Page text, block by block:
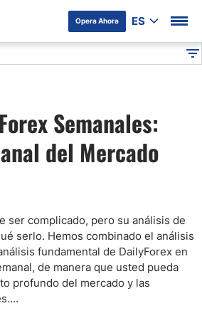
Opera Ahora ES
Bursátiles
Hoy
Semanales:
del Mercado
ser complicado, pero su análisis de
serlo. Hemos combinado el análisis
fundamental de DailyForex en
de manera que usted pueda
profundo del mercado y las
...